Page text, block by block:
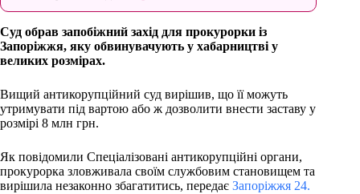
Суд обрав запобіжний захід для прокурорки із
Запоріжжя, яку обвинувачують у хабарництві у
великих розмірах.
Вищий антикорупційний суд вирішив, що її можуть
утримувати під вартою або ж дозволити внести заставу у
розмірі 8 млн грн.
Як повідомили Спеціалізовані антикорупційні органи,
прокурорка зловживала своїм службовим становищем та
вирішила незаконно збагатитись, передає Запоріжжя 24.